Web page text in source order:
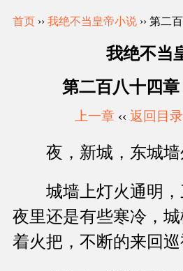
首页 ›› 我绝不当皇帝小说 ›› 第二
我绝不当
第二百八十四
上一章 ‹‹ 返回目录
夜，新城，东城墙
城墙上灯火通明，
夜里还是有些寒冷，
着火把，不断的来回巡